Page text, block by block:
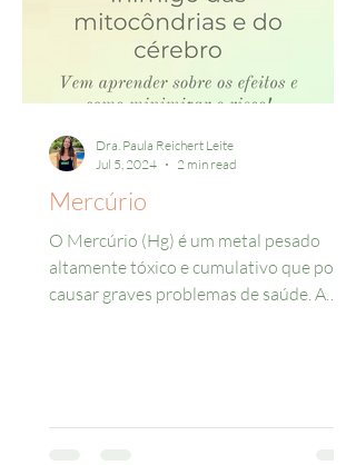
Mercúrio
O Mercúrio (Hg) é um metal pesado
altamente tóxico e cumulativo que pode
causar graves problemas de saúde. A
Dra. Paula Reichert Leite
Jul 5, 2024
2 min read